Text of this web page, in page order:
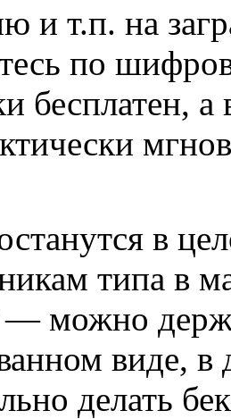
и т.п. на
по
бесплатен,
в
типа в
можно
виде,
делать